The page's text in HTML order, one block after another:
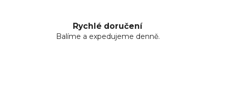
Rychlé doručení
Balíme a expedujeme denně.